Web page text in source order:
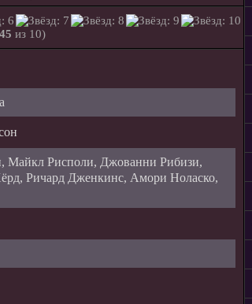
из 10)
Майкл Рисполи, Джованни Рибизи,
Ричард Дженкинс, Амори Ноласко,